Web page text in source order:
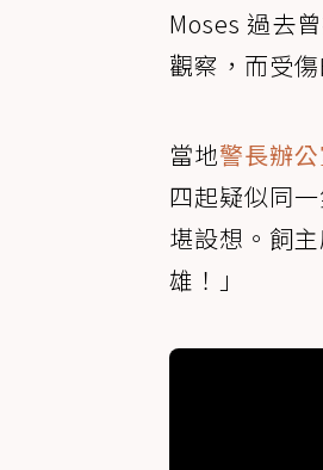
Moses 過去
觀察，而受
當地警長辦
四起疑似同
堪設想。飼
雄！」